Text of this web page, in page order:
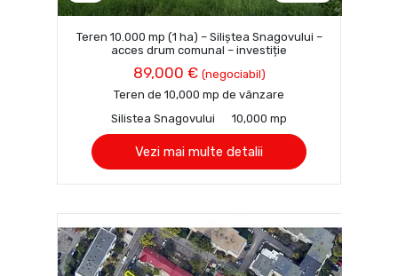
Teren 10.000 mp (1 ha) – Siliștea Snagovului –
acces drum comunal – investiție
89,000 € (negociabil)
Teren de 10,000 mp de vânzare
Silistea Snagovului
10,000 mp
Vezi mai multe detalii